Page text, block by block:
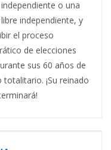
o una
independiente, y
el proceso
de elecciones
sus 60 años de
totalitario. ¡Su reinado